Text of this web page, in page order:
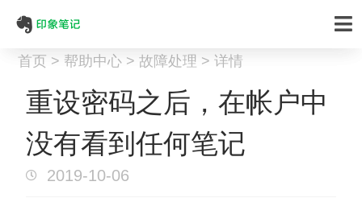
首页 > 帮助中心 > 故障处理 > 详情
重设密码之后，在帐户中
没有看到任何笔记
2019-10-06